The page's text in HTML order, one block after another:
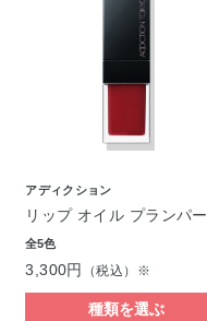
アディクション
リップ オイル プランパー
全5色
3,300円 （税込）※
種類を選ぶ